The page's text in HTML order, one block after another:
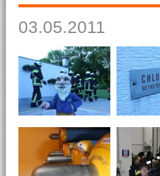
03.05.2011